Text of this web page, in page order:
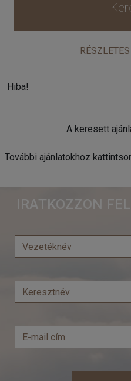
Hiba!
A keresett
További ajánlatokhoz
IRATKOZZON